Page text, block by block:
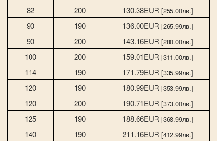
82 200 130.38EUR [255.00лв.]
90 190 136.00EUR [265.99лв.]
90 200 143.16EUR [280.00лв.]
100 200 159.01EUR [311.00лв.]
114 190 171.79EUR [335.99лв.]
120 190 180.99EUR [353.99лв.]
120 200 190.71EUR [373.00лв.]
125 190 188.66EUR [368.99лв.]
140 190 211.16EUR [412.99лв.]